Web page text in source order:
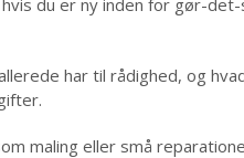
du er ny inden for gør-
har til rådighed, og
maling eller små